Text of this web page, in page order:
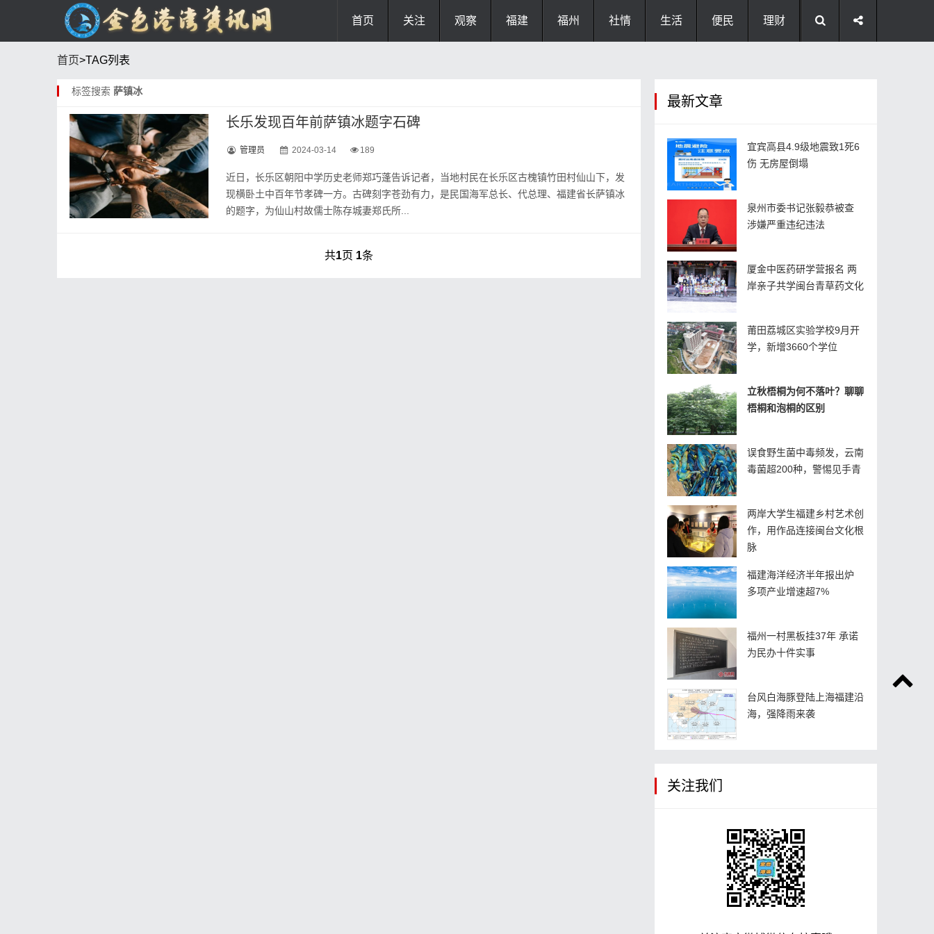
首页 关注 观察 福建 福州 社情 生活 便民 理财
首页>TAG列表
标签搜索 萨镇冰
长乐发现百年前萨镇冰题字石碑
管理员 2024-03-14 189
近日，长乐区朝阳中学历史老师郑巧蓬告诉记者，当地村民在长乐区古槐镇竹田村仙山下，发
现横卧土中百年节孝碑一方。古碑刻字苍劲有力，是民国海军总长、代总理、福建省长萨镇冰
的题字，为仙山村故儒士陈存城妻郑氏所...
共1页 1条
最新文章
宜宾高县4.9级地震致1死6
伤 无房屋倒塌
泉州市委书记张毅恭被查
涉嫌严重违纪违法
厦金中医药研学营报名 两
岸亲子共学闽台青草药文化
莆田荔城区实验学校9月开
学，新增3660个学位
立秋梧桐为何不落叶？聊聊
梧桐和泡桐的区别
误食野生菌中毒频发，云南
毒菌超200种，警惕见手青
两岸大学生福建乡村艺术创
作，用作品连接闽台文化根
脉
福建海洋经济半年报出炉
多项产业增速超7%
福州一村黑板挂37年 承诺
为民办十件实事
台风白海豚登陆上海福建沿
海，强降雨来袭
关注我们